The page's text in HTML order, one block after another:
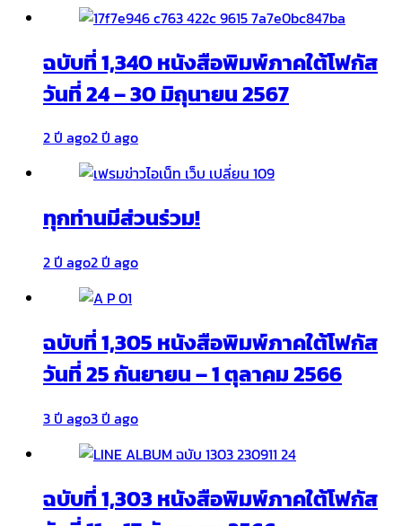
ฉบับที่ 1,340 หนังสือพิมพ์ภาคใต้โฟกัส
วันที่ 24 – 30 มิถุนายน 2567
2 ปี ago2 ปี ago
ทุกท่านมีส่วนร่วม!
2 ปี ago2 ปี ago
ฉบับที่ 1,305 หนังสือพิมพ์ภาคใต้โฟกัส
วันที่ 25 กันยายน – 1 ตุลาคม 2566
3 ปี ago3 ปี ago
ฉบับที่ 1,303 หนังสือพิมพ์ภาคใต้โฟกัส